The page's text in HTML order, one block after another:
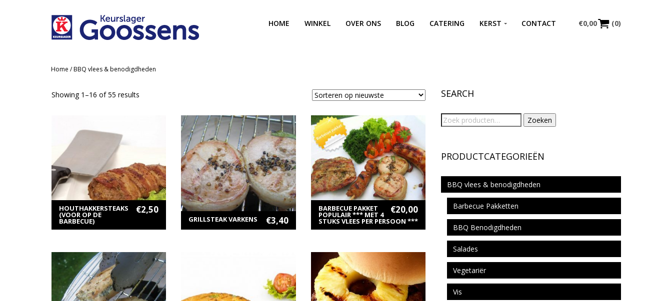
€0,00 (0)
HOME WINKEL OVER ONS BLOG CATERING KERST CONTACT
Home / BBQ vlees & benodigdheden
Showing 1–16 of 55 results
MEER INFORMATIE
TOEVOEGEN AAN WINKELWAGEN
€2,50
HOUTHAKKERSTEAKS
(VOOR OP DE
BARBECUE)
MEER INFORMATIE
TOEVOEGEN AAN WINKELWAGEN
€3,40
GRILLSTEAK VARKENS
MEER INFORMATIE
TOEVOEGEN AAN WINKELWAGEN
€20,00
BARBECUE PAKKET
POPULAIR *** MET 4
STUKS VLEES PER PERSOON ***
MEER INFORMATIE MEER INFORMATIE MEER INFORMATIE
SEARCH
Zoeken
PRODUCTCATEGORIEËN
BBQ vlees & benodigdheden
Barbecue Pakketten
BBQ Benodigdheden
Salades
Vegetariër
Vis